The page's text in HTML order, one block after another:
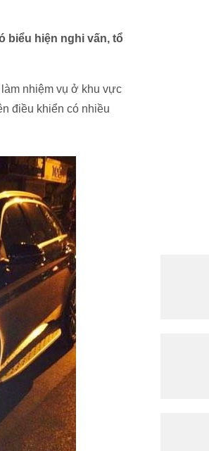
biểu hiện nghi vấn, tổ
nhiệm vụ ở khu vực
điều khiển có nhiều